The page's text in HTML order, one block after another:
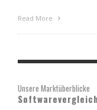
Read More
Unsere Marktüberblicke